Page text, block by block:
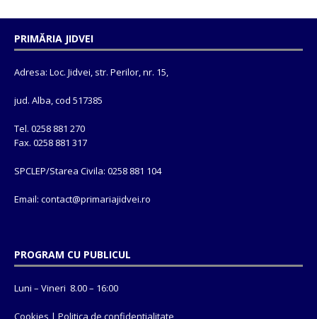
PRIMĂRIA JIDVEI
Adresa: Loc. Jidvei, str. Perilor, nr. 15,
jud. Alba, cod 517385
Tel. 0258 881 270
Fax. 0258 881 317
SPCLEP/Starea Civila: 0258 881 104
Email: contact@primariajidvei.ro
PROGRAM CU PUBLICUL
Luni – Vineri 8.00 – 16:00
Cookies | Politica de confidentialitate